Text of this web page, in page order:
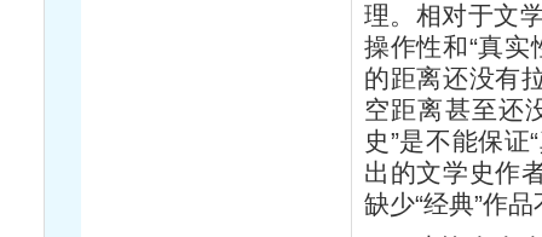
理。相对于文
操作性和“真
的距离还没有
空距离甚至还
史”是不能保证
出的文学史作
缺少“经典”作